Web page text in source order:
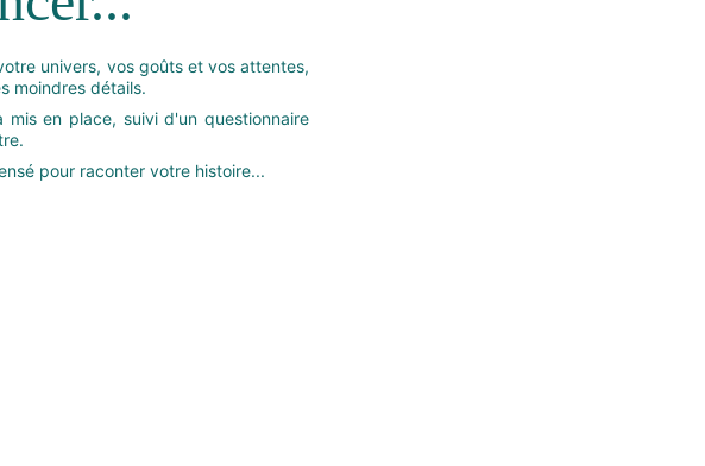
univers, vos goûts et vos attentes,
moindres détails.
en place, suivi d'un questionnaire
pour raconter votre histoire...